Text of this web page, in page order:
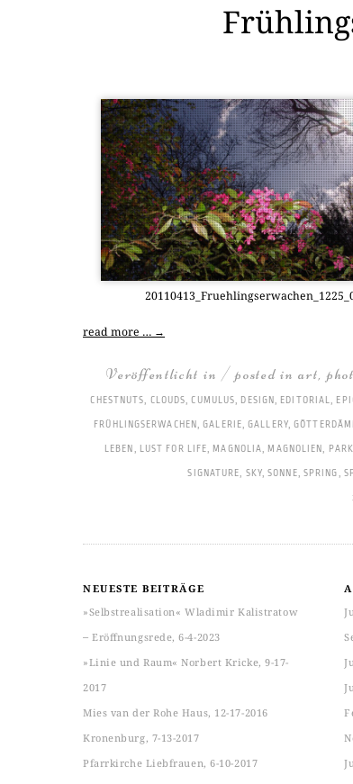
read more … →
Veröffentlicht in / posted inart,
CHESTNUTS, CLOUDS,CUMULUS, DESIGN, EDITORIAL,
FRÜHLINGSERWACHEN,GALERIE,GALLERY,
LEBEN , LUST FOR LIFE, MAGNOLIA, MAGNOLIEN,
SIGNATURE, SKY,SONNE, SPRING,
NEUESTE BEITRÄGE
»Selbstrealisation« Wladimir Kalistratow
‒ Eröffnungsrede, 6-4-2023
»Linie und Raum« Norbert Kricke, 9-17-
2017
Mies van der Rohe Haus, 12-17-2016
Kronenburg, 7-13-2017
Pfarrkirche Liebfrauen, 6-10-2017